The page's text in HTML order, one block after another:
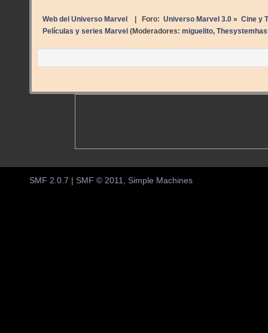
Web del Universo Marvel | Foro: Universo Marvel 3.0» Cine y
Películas y series Marvel (Moderadores: miguelito
SMF 2.0.7 SMF © 2011, Simple Machines